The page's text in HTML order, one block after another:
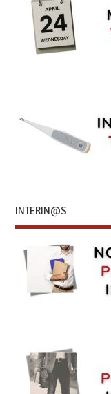
INTERIN@S